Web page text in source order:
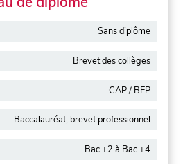
Sans diplôme
Brevet des collèges
CAP / BEP
Baccalauréat, brevet professionnel
Bac +2 à Bac +4